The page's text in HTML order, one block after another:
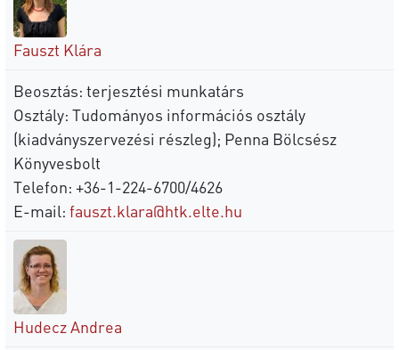
Fauszt Klára
Beosztás: terjesztési munkatárs
Osztály: Tudományos információs osztály
(kiadványszervezési részleg); Penna Bölcsész
Könyvesbolt
Telefon: +36-1-224-6700/4626
E-mail: fauszt.klara@htk.elte.hu
Hudecz Andrea